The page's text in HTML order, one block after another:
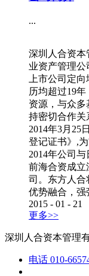
...
深圳人合资本
业资产管理
上市公司定
历均超过19
资源，与众
持密切合作关
2014年3月25
登记证书》,
2014年公司
前海合资成立
司。东方人合
优势融合，强
2015 - 01 - 21
更多>>
深圳人合资本管理
电话 010-